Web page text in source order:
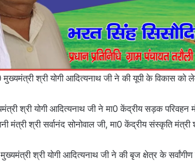
मुख्यमंत्री श्री योगी आदित्यनाथ जी ने की यूपी के विकास
श्री योगी आदित्यनाथ जी ने मा0 केंद्रीय सड़क परिवहन
मंत्री श्री सर्वानंद सोनोवाल जी, मा0 केंद्रीय संस्कृति
श्री योगी आदित्यनाथ जी ने की बृज क्षेत्र के